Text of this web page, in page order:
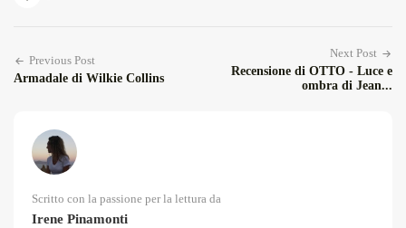
Previous Post
Armadale di Wilkie Collins
Next Post
Recensione di OTTO - Luce e
ombra di Jean...
Scritto con la passione per la lettura da
Irene Pinamonti